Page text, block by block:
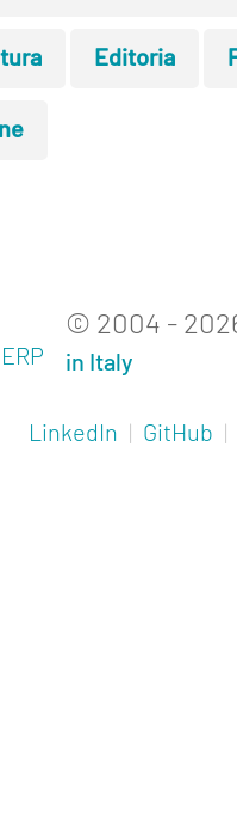
Editoria
© 2004 -
in Italy
LinkedIn GitHub